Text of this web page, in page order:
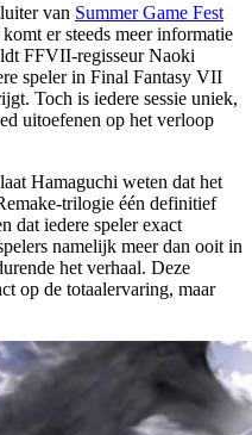
van Summer Game Fest
er steeds meer informatie
FFVII-regisseur Naoki
speler in Final Fantasy VII
Toch is iedere sessie uniek,
uitoefenen op het verloop
laat Hamaguchi weten dat het
trilogie één definitief
dat iedere speler exact
namelijk meer dan ooit in
het verhaal. Deze
op de totaalervaring, maar